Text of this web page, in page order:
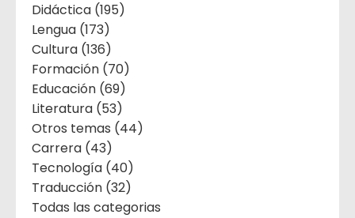
Didáctica (195)
Lengua (173)
Cultura (136)
Formación (70)
Educación (69)
Literatura (53)
Otros temas (44)
Carrera (43)
Tecnología (40)
Traducción (32)
Todas las categorias